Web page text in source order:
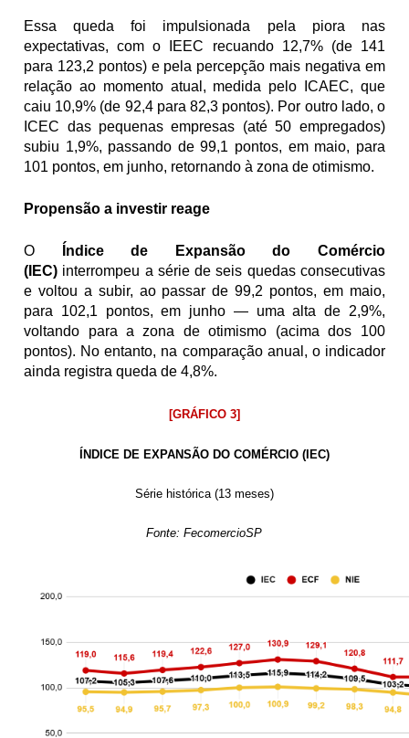
Essa queda foi impulsionada pela piora nas
expectativas, com o IEEC recuando 12,7% (de 141
para 123,2 pontos) e pela percepção mais negativa em
relação ao momento atual, medida pelo ICAEC, que
caiu 10,9% (de 92,4 para 82,3 pontos). Por outro lado, o
ICEC das pequenas empresas (até 50 empregados)
subiu 1,9%, passando de 99,1 pontos, em maio, para
101 pontos, em junho, retornando à zona de otimismo.
Propensão a investir reage
O
Índice de Expansão do Comércio
(IEC) interrompeu a série de seis quedas consecutivas
e voltou a subir, ao passar de 99,2 pontos, em maio,
para 102,1 pontos, em junho — uma alta de 2,9%,
voltando para a zona de otimismo (acima dos 100
pontos). No entanto, na comparação anual, o indicador
ainda registra queda de 4,8%.
[GRÁFICO 3]
ÍNDICE DE EXPANSÃO DO COMÉRCIO (IEC)
Série histórica (13 meses)
Fonte: FecomercioSP